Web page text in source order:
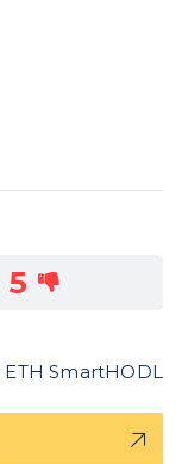
5
ETH SmartHODL